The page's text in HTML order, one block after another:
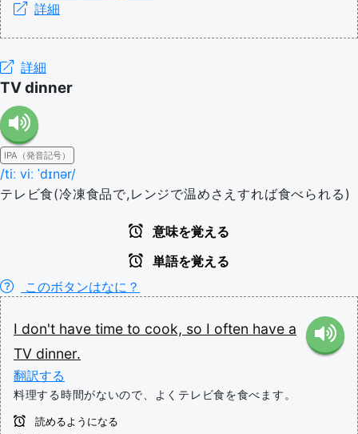
詳細
詳細
TV dinner
IPA（発音記号）
/tiː viː ˈdɪnər/
テレビ食(冷凍食品で,レンジで温めさえすれば食べられる)
意味を覚える
単語を覚える
このボタンはなに？
I don't have time to cook, so I often have a
TV dinner.
翻訳する
料理する時間がないので、よくテレビ食を食べます。
読めるようになる